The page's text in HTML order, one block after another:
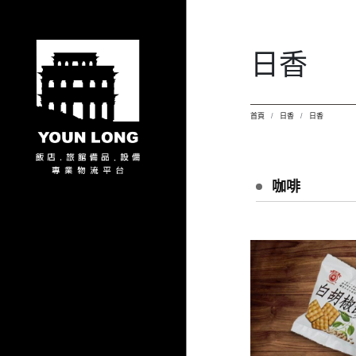
日香
首頁 日香 日香
咖啡